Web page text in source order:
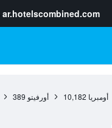
ar.hotelscombined.com
أومبريا 10,182 أورفيتو 389